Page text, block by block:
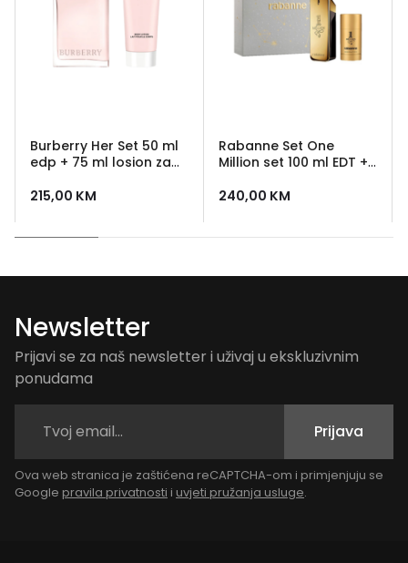
Burberry Her Set 50 ml
edp + 75 ml losion za
215,00 KM
Rabanne Set One
Million set 100 ml EDT +
240,00 KM
Newsletter
Prijavi se za naš newsletter i uživaj u ekskluzivnim
ponudama
Prijava
Ova web stranica je zaštićena reCAPTCHA-om i primjenjuju se
Google pravila privatnosti i uvjeti pružanja usluge.